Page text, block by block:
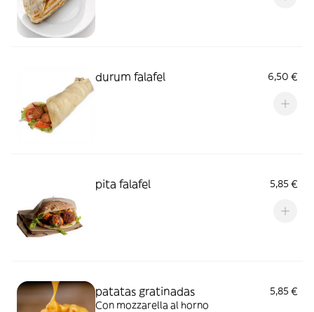
durum falafel 6,50 €
pita falafel 5,85 €
patatas gratinadas
5,85 €
Con mozzarella al horno